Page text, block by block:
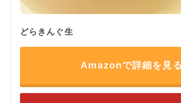
どらきんぐ生
Amazonで詳細を見る